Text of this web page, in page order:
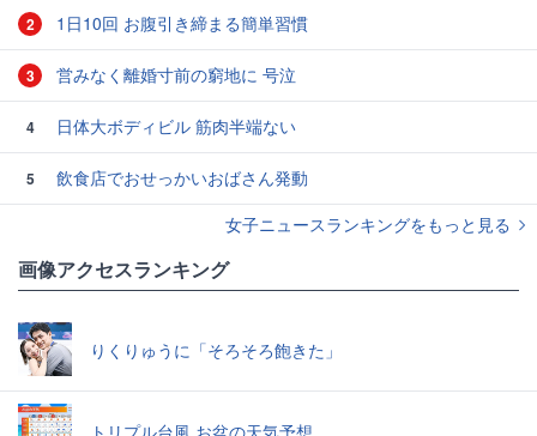
2 1日10回 お腹引き締まる簡単習慣
3 営みなく離婚寸前の窮地に 号泣
4 日体大ボディビル 筋肉半端ない
5
飲食店でおせっかいおばさん発動
女子ニュースランキングをもっと見る
画像アクセスランキング
りくりゅうに「そろそろ飽きた」